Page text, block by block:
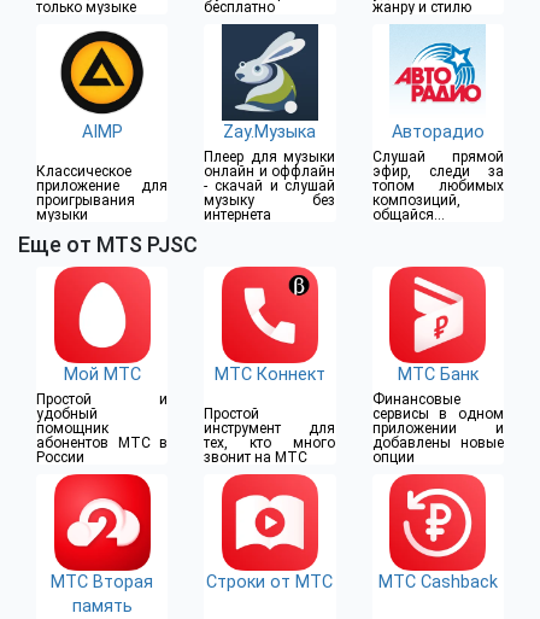
только музыке
бесплатно
жанру и стилю
AIMP
Классическое
приложение для
проигрывания
музыки
Zay.Музыка
Плеер для музыки
онлайн и оффлайн
- скачай и слушай
музыку без
интернета
Авторадио
Слушай прямой
эфир, следи за
топом любимых
композиций,
общайся с
Еще от MTS PJSC
Мой МТС
Простой и
удобный
помощник
абонентов МТС в
России
МТС Коннект
Простой
инструмент для
тех, кто много
звонит на МТС
МТС Банк
Финансовые
сервисы в одном
приложении и
добавлены новые
опции
МТС Вторая
память
Строки от МТС МТС Cashback